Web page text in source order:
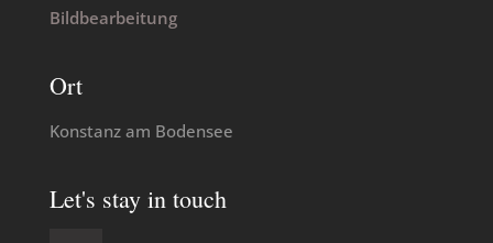
Bildbearbeitung
Ort
Konstanz am Bodensee
Let's stay in touch